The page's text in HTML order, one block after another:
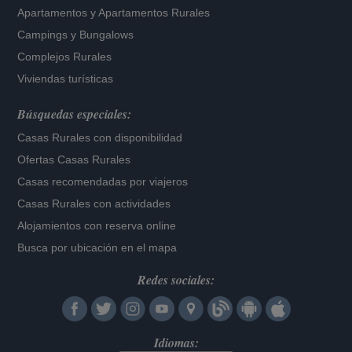
Apartamentos yApartamentos Rurales
Campings y Bungalows
Complejos Rurales
Viviendas turísticas
Búsquedas especiales:
Casas Rurales con disponibilidad
Ofertas Casas Rurales
Casas recomendadas por viajeros
Casas Rurales con actividades
Alojamientos con reserva online
Busca por ubicación en el mapa
Redes sociales:
Idiomas: